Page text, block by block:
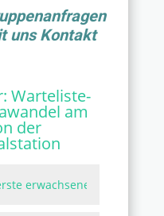
uns Kontakt
Warteliste-
am
der